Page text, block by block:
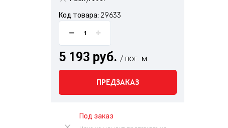
Код товара: 29633
5 193 руб. / пог. м.
ПРЕДЗАКАЗ
Под заказ